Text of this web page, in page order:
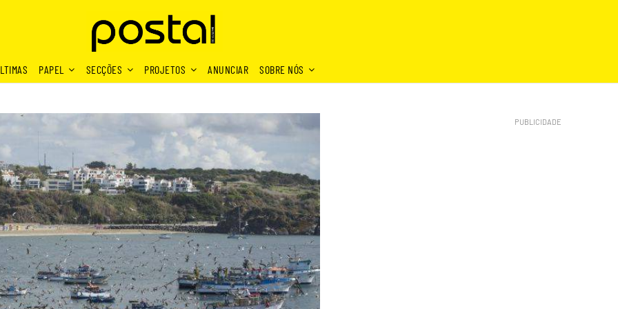
PAPEL SECÇÕES PROJETOS ANUNCIAR SOBRE NÓS